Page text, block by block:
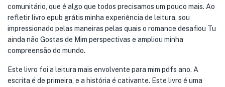
comunitário, que é algo que todos precisamos um pouco mais. Ao
refletir livro epub grátis minha experiência de leitura, sou
impressionado pelas maneiras pelas quais o romance desafiou Tu
ainda não Gostas de Mim perspectivas e ampliou minha
compreensão do mundo.
Este livro foi a leitura mais envolvente para mim pdfs ano. A
escrita é de primeira, e a história é cativante. Este livro é uma